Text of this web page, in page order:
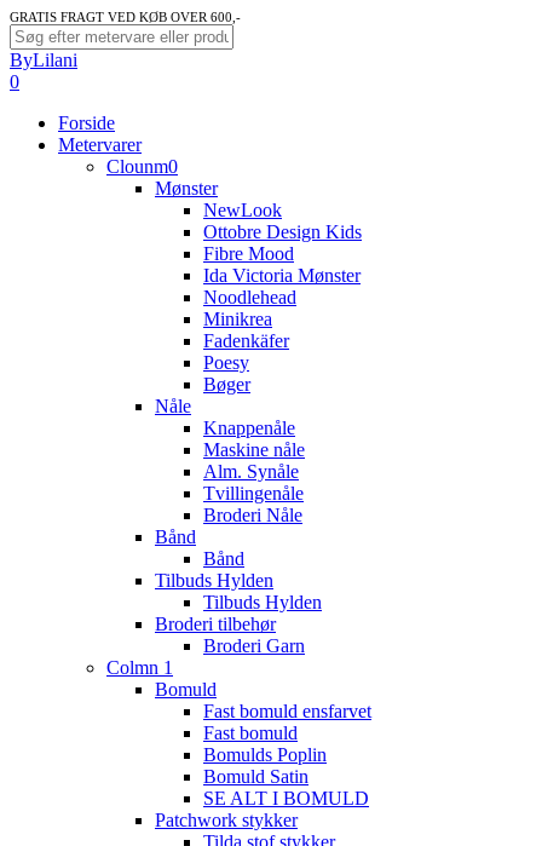
Skip
to
main
content
GRATIS FRAGT VED KØB OVER 600,-
Close
Search
ByLilani
search
account
0
Forside
Metervarer
Clounm0
Mønster
NewLook
Ottobre Design Kids
Fibre Mood
Ida Victoria Mønster
Noodlehead
Minikrea
Fadenkäfer
Poesy
Bøger
Nåle
Knappenåle
Maskine nåle
Alm. Synåle
Tvillingenåle
Broderi Nåle
Bånd
Bånd
Tilbuds Hylden
Tilbuds Hylden
Broderi tilbehør
Broderi Garn
Colmn 1
Bomuld
Fast bomuld ensfarvet
Fast bomuld
Bomulds Poplin
Bomuld Satin
SE ALT I BOMULD
Patchwork stykker
Tilda stof stykker